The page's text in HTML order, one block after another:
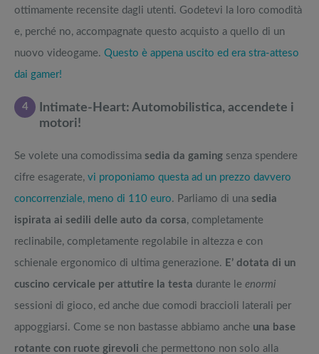
ottimamente recensite dagli utenti. Godetevi la loro comodità
e, perché no, accompagnate questo acquisto a quello di un
nuovo videogame. Questo è appena uscito ed era stra-atteso
dai gamer!
4
Intimate-Heart: Automobilistica, accendete i
motori!
Se volete una comodissima sedia da gaming senza spendere
cifre esagerate, vi proponiamo questa ad un prezzo davvero
concorrenziale, meno di 110 euro. Parliamo di una sedia
ispirata ai sedili delle auto da corsa, completamente
reclinabile, completamente regolabile in altezza e con
schienale ergonomico di ultima generazione. E’ dotata di un
cuscino cervicale per attutire la testa durante le enormi
sessioni di gioco, ed anche due comodi braccioli laterali per
appoggiarsi. Come se non bastasse abbiamo anche una base
rotante con ruote girevoli che permettono non solo alla